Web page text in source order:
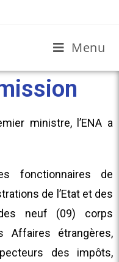
Menu
ministre, l’ENA a
fonctionnaires de
de l’Etat et des
neuf (09) corps
Affaires étrangères,
des impôts,